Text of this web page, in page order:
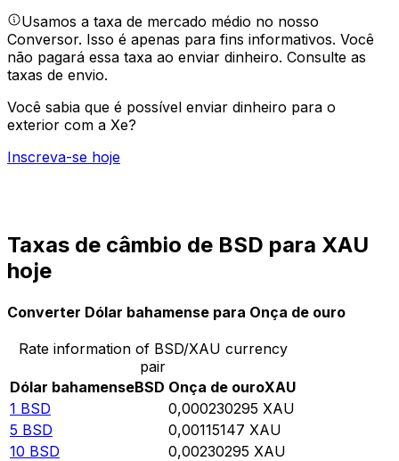
Usamos a taxa de mercado médio no nosso
Conversor. Isso é apenas para fins informativos. Você
não pagará essa taxa ao enviar dinheiro. Consulte as
taxas de envio.
Você sabia que é possível enviar dinheiro para o
exterior com a Xe?
Inscreva-se hoje
Taxas de câmbio de BSD para XAU
hoje
Converter Dólar bahamense para Onça de ouro
Rate information of BSD/XAU currency
pair
Dólar bahamenseBSD Onça de ouroXAU
1 BSD 0,000230295 XAU
5 BSD 0,00115147 XAU
10 BSD 0,00230295 XAU